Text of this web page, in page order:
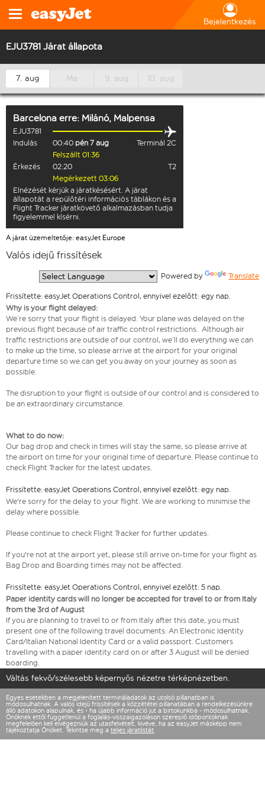
Bejelentkezés
EJU3781 Járat állapota
7. aug Ma 9. aug 10. aug
Barcelona erre: Milánó, Malpensa
EJU3781
Indulás
00:40 pén 7 aug
Terminál 2C
Felszállt 01:36
Érkezés
02:20
T2
Megérkezett 03:06
Elnézését kérjük a járatkésésért. A járat
állapotát a repülőtéri információs táblákon és a
Flight Tracker járatkövető alkalmazásban tudja
figyelemmel kísérni.
A járat üzemeltetője: easyJet Europe
Valós idejű frissítések
Powered by Translate
Frissítette: easyJet Operations Control, ennyivel ezelőtt: egy nap.
Why is your flight delayed:
We’re sorry that your flight is delayed. Your plane was delayed on the
previous flight because of air traffic control restrictions. Although air
traffic restrictions are outside of our control, we’ll do everything we can
to make up the time, so please arrive at the airport for your original
departure time so we can get you away on your journey as soon as
possible.
The disruption to your flight is outside of our control and is considered to
be an extraordinary circumstance.
What to do now:
Our bag drop and check in times will stay the same, so please arrive at
the airport on time for your original time of departure. Please continue to
check Flight Tracker for the latest updates.
Frissítette: easyJet Operations Control, ennyivel ezelőtt: egy nap.
We're sorry for the delay to your flight. We are working to minimise the
delay where possible.
Please continue to check Flight Tracker for further updates.
If you're not at the airport yet, please still arrive on-time for your flight as
Bag Drop and Boarding times may not be affected.
Frissítette: easyJet Operations Control, ennyivel ezelőtt: 5 nap.
Paper identity cards will no longer be accepted for travel to or from Italy
from the 3rd of August
If you are planning to travel to or from Italy after this date, you must
present one of the following travel documents: An Electronic Identity
Card/Italian National Identity Card or a valid passport. Customers
travelling with a paper identity card on or after 3 August will be denied
boarding.
Váltás fekvő/szélesebb képernyős nézetre térképnézetben.
Egyes esetekben a megjelenített termináladatok az utolsó pillanatban is
módosulhatnak. A valós idejű frissítések a közzététel pillanatában a rendelkezésünkre
álló adatokon alapulnak, és - ha újabb információ jut a birtokunkba - módosulhatnak.
Önöknek ettől függetlenül a foglalás-visszaigazoláson szereplő időpontoknak
megfelelően kell elvégezniük az utasfelvételt, kivéve, ha az easyJet másképp nem
tájékoztatja Önöket. Tekintse meg a teljes járatlistát.